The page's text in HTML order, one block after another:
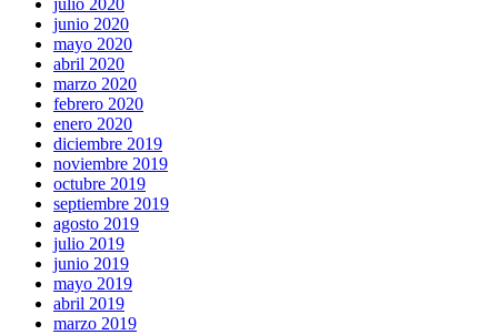
julio 2020
junio 2020
mayo 2020
abril 2020
marzo 2020
febrero 2020
enero 2020
diciembre 2019
noviembre 2019
octubre 2019
septiembre 2019
agosto 2019
julio 2019
junio 2019
mayo 2019
abril 2019
marzo 2019